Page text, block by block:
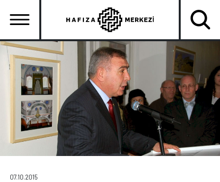
atla
Ana
gezinti
menüsü
07.10.2015